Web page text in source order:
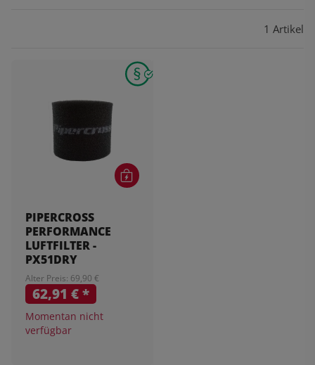
1 Artikel
PIPERCROSS
PERFORMANCE
LUFTFILTER -
PX51DRY
Alter Preis: 69,90 €
62,91 €*
Momentan nicht
verfügbar